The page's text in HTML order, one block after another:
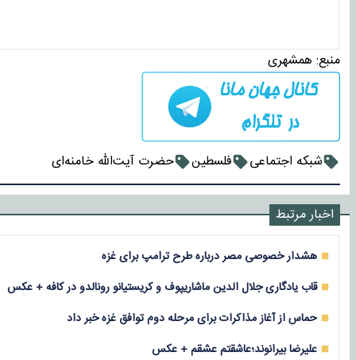
منبع: همشهری
شبکه اجتماعی فلسطین حضرت آیت‌الله خامنه‌ای
اخبار مرتبط
هشدار خصوصی مصر درباره طرح ترامپ برای غزه
قاب یادگاری جلال الدین ماشاریپوف و کریستیانو رونالدو در کافه + عکس
حماس از آغاز مذاکرات برای مرحله دوم توافق غزه خبر داد
علیرضا بیرانوند؛عاشقتم عشقم + عکس